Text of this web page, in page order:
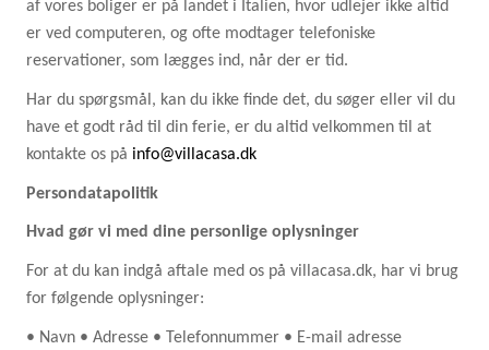
af vores boliger er på landet i Italien, hvor udlejer ikke altid
er ved computeren, og ofte modtager telefoniske
reservationer, som lægges ind, når der er tid.
Har du spørgsmål, kan du ikke finde det, du søger eller vil du
have et godt råd til din ferie, er du altid velkommen til at
kontakte os på info@villacasa.dk
Persondatapolitik
Hvad gør vi med dine personlige oplysninger
For at du kan indgå aftale med os på villacasa.dk, har vi brug
for følgende oplysninger:
• Navn • Adresse • Telefonnummer • E-mail adresse